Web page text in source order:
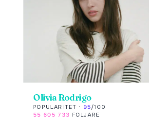
Olivia Rodrigo
POPULARITET · 95/100
55 605 733 FÖLJARE